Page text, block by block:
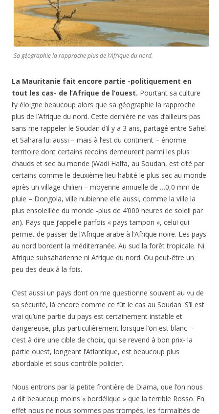
Sa géographie la rapproche plus de l’Afrique du nord.
La Mauritanie fait encore partie -politiquement en
tout les cas- de l’Afrique de l’ouest. Pourtant sa culture
l’y éloigne beaucoup alors que sa géographie la rapproche
plus de l’Afrique du nord. Cette dernière ne vas d’ailleurs pas
sans me rappeler le Soudan d’il y a 3 ans, partagé entre Sahel
et Sahara lui aussi – mais à l’est du continent – énorme
territoire dont certains recoins demeurent parmi les plus
chauds et sec au monde (Wadi Halfa, au Soudan, est cité par
certains comme le deuxième lieu habité le plus sec au monde
après un village chilien – moyenne annuelle de …0,0 mm de
pluie – Dongola, ville nubienne elle aussi, comme la ville la
plus ensoleillée du monde -plus de 4’000 heures de soleil par
an). Pays que j’appelle parfois « pays tampon », celui qui
permet de passer de l’Afrique arabe à l’Afrique noire. Les pays
au nord bordent la méditerranée. Au sud la forêt tropicale. Ni
Afrique subsaharienne ni Afrique du nord. Ou peut-être un
peu des deux à la fois.
C’est aussi un pays dont on me questionne souvent au vu de
sa sécurité, là encore comme ce fût le cas au Soudan. S’il est
vrai qu’une partie du pays est certainement instable et
dangereuse, plus particulièrement lorsque l’on est blanc –
c’est à dire une cible de choix, qui se revend à bon prix- la
partie ouest, longeant l’Atlantique, est beaucoup plus
abordable et sous contrôle policier.
Nous entrons par la petite frontière de Diama, que l’on nous
a dit beaucoup moins « bordélique » que la terrible Rosso. En
effet nous ne nous sommes pas trompés, les formalités de